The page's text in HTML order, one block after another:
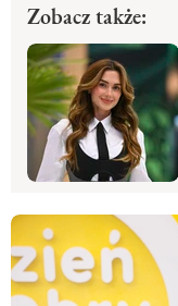
Zobacz także: